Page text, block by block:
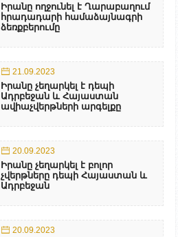
Իրանը ողջունել է Ղարաբաղում
հրադադարի համաձայնագրի
ձեռքբերումը
21.09.2023
Իրանը չեղարկել է դեպի
Ադրբեջան և Հայաստան
ավիաչվերթների արգելքը
20.09.2023
Իրանը չեղարկել է բոլոր
չվերթները դեպի Հայաստան և
Ադրբեջան
20.09.2023